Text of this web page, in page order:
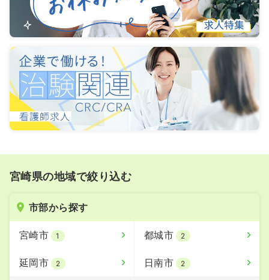
宮崎県の地域で絞り込む
市部から探す
宮崎市 1 都城市 2
延岡市 2 日南市 2